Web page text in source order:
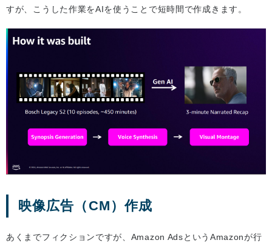
すが、こうした作業をAIを使うことで短時間で作成きます。
映像広告（CM）作成
あくまでフィクションですが、Amazon AdsというAmazonが行